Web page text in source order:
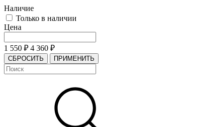
Наличие
Только в наличии
Цена
1 550 ₽ 4 360 ₽
СБРОСИТЬ ПРИМЕНИТЬ